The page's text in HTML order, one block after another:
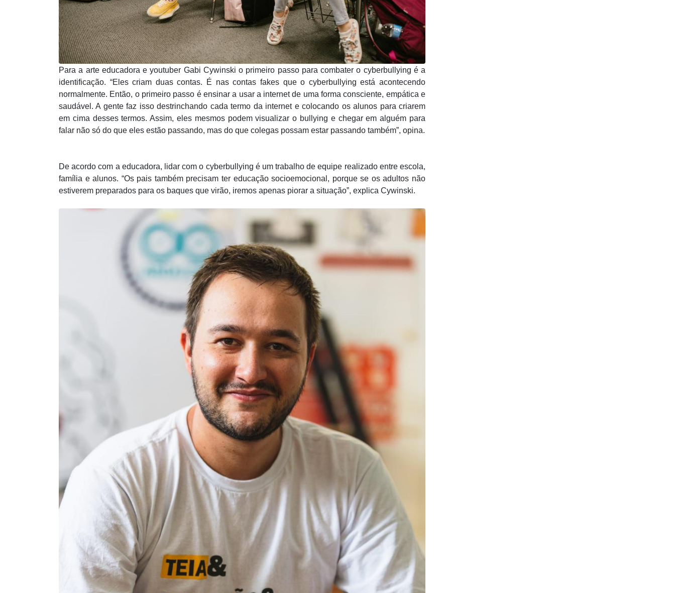
Para a arte educadora e youtuber Gabi Cywinski o primeiro passo para combater o cyberbullying é a
identificação. “Eles criam duas contas. É nas contas fakes que o cyberbullying está acontecendo
normalmente. Então, o primeiro passo é ensinar a usar a internet de uma forma consciente, empática e
saudável. A gente faz isso destrinchando cada termo da internet e colocando os alunos para criarem
em cima desses termos. Assim, eles mesmos podem visualizar o bullying e chegar em alguém para
falar não só do que eles estão passando, mas do que colegas possam estar passando também”, opina.
De acordo com a educadora, lidar com o cyberbullying é um trabalho de equipe realizado entre escola,
família e alunos. “Os pais também precisam ter educação socioemocional, porque se os adultos não
estiverem preparados para os baques que virão, iremos apenas piorar a situação”, explica Cywinski.